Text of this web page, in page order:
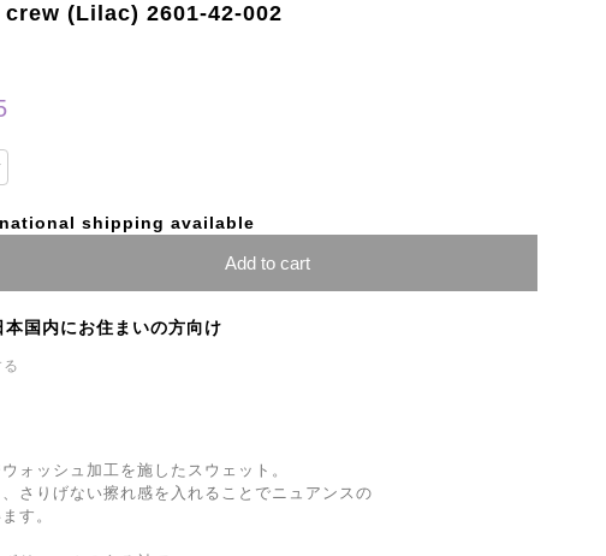
(Lilac) 2601-42-002
shipping available
Add to cart
本国内にお住まいの方向け
ォッシュ加工を施したスウェット。
さりげない擦れ感を入れることでニュアンスの
す。